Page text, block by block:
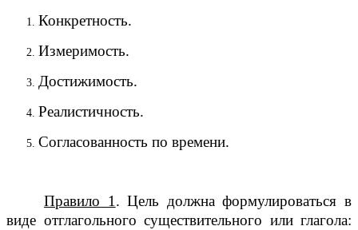
Конкретность.
Измеримость.
Достижимость.
Реалистичность.
Согласованность по времени.
Правило 1. Цель должна формулироваться в
виде отглагольного существительного или глагола: